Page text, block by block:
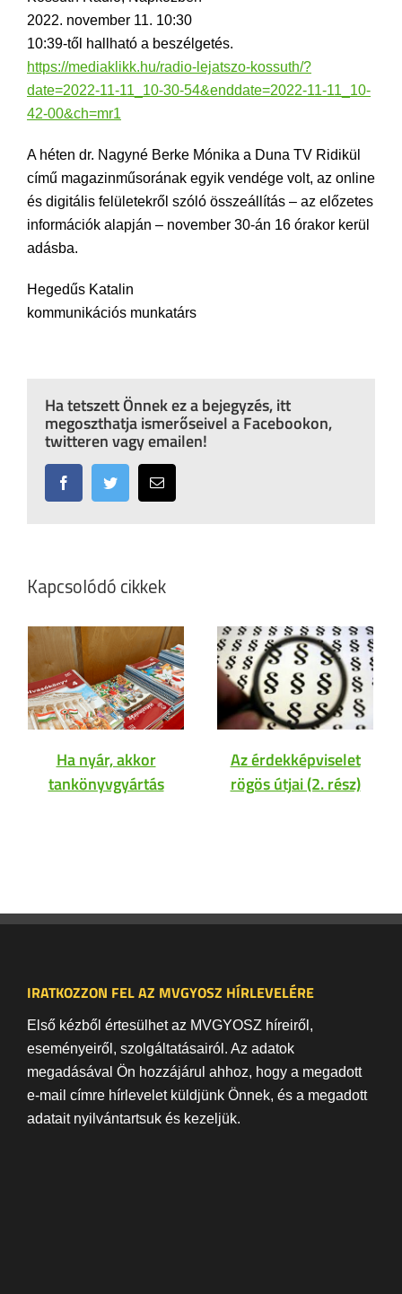
2022. november 11. 10:30
10:39-től hallható a beszélgetés.
https://mediaklikk.hu/radio-lejatszo-kossuth/?
date=2022-11-11_10-30-54&enddate=2022-11-11_10-
42-00&ch=mr1
A héten dr. Nagyné Berke Mónika a Duna TV Ridikül
című magazinműsorának egyik vendége volt, az online
és digitális felületekről szóló összeállítás – az előzetes
információk alapján – november 30-án 16 órakor kerül
adásba.
Hegedűs Katalin
kommunikációs munkatárs
Ha tetszett Önnek ez a bejegyzés, itt
megoszthatja ismerőseivel a Facebookon,
twitteren vagy emailen!
FacebookTwitter Email:
Kapcsolódó cikkek
Ha nyár, akkor
tankönyvgyártás
Az érdekképviselet
rögös útjai (2. rész)
IRATKOZZON FEL AZ MVGYOSZ HÍRLEVELÉRE
Első kézből értesülhet az MVGYOSZ híreiről,
eseményeiről, szolgáltatásairól. Az adatok
megadásával Ön hozzájárul ahhoz, hogy a megadott
e-mail címre hírlevelet küldjünk Önnek, és a megadott
adatait nyilvántartsuk és kezeljük.